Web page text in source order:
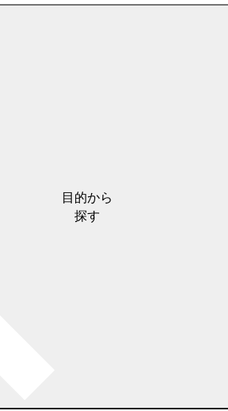
目的から
探す